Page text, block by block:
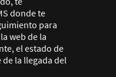
donde te
para
web de la
el estado de
la llegada del